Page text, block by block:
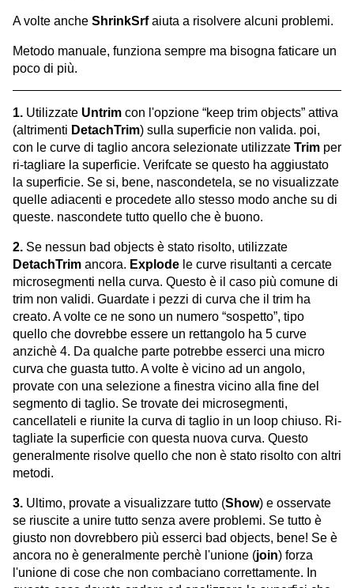
A volte anche ShrinkSrfaiuta a risolvere alcuni problemi.
Metodo manuale, funziona sempre ma bisogna faticare un
poco di più.
1. Utilizzate Untrim con l'opzione “keep trim objects” attiva
(altrimenti DetachTrim) sulla superficie non valida. poi,
con le curve di taglio ancora selezionate utilizzate Trim per
ri-tagliare la superficie. Verifcate se questo ha aggiustato
la superficie. Se si, bene, nascondetela, se no visualizzate
quelle adiacenti e procedete allo stesso modo anche su di
queste. nascondete tutto quello che è buono.
2. Se nessun bad objects è stato risolto, utilizzate
DetachTrim ancora. Explode le curve risultanti a cercate
microsegmenti nella curva. Questo è il caso più comune di
trim non validi. Guardate i pezzi di curva che il trim ha
creato. A volte ce ne sono un numero “sospetto”, tipo
quello che dovrebbe essere un rettangolo ha 5 curve
anzichè 4. Da qualche parte potrebbe esserci una micro
curva che guasta tutto. A volte è vicino ad un angolo,
provate con una selezione a finestra vicino alla fine del
segmento di taglio. Se trovate dei microsegmenti,
cancellateli e riunite la curva di taglio in un loop chiuso. Ri-
tagliate la superficie con questa nuova curva. Questo
generalmente risolve quello che non è stato risolto con altri
metodi.
3. Ultimo, provate a visualizzare tutto (Show) e osservate
se riuscite a unire tutto senza avere problemi. Se tutto è
giusto non dovrebbero più esserci bad objects, bene! Se è
ancora no è generalmente perchè l'unione (join) forza
l'unione di cose che non combaciano correttamente. In